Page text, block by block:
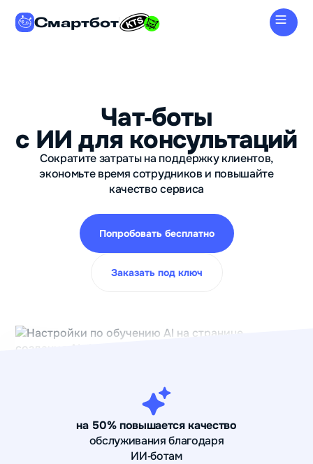
Смартбот
Чат‑боты
с ИИ для консультаций
Сократите затраты на поддержку клиентов,
экономьте время сотрудников и повышайте
качество сервиса
Попробовать бесплатно
Заказать под ключ
на 50% повышается качество
обслуживания благодаря
ИИ‑ботам